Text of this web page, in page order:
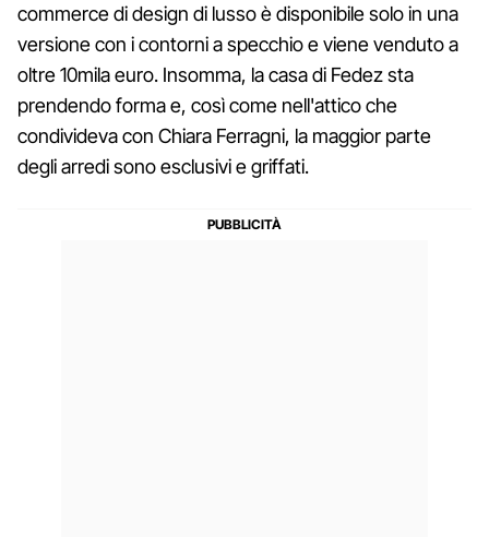
commerce di design di lusso è disponibile solo in una
versione con i contorni a specchio e viene venduto a
oltre 10mila euro. Insomma, la casa di Fedez sta
prendendo forma e, così come nell'attico che
condivideva con Chiara Ferragni, la maggior parte
degli arredi sono esclusivi e griffati.